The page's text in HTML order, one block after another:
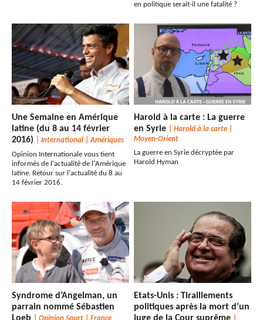
en politique serait-il une fatalité ?
Une Semaine en Amérique
latine (du 8 au 14 février
2016)
International |Amériques
Opinion Internationale vous tient
informés de l'actualité de l'Amérique
latine. Retour sur l'actualité du 8 au
14 février 2016.
Harold à la carte : La guerre
en Syrie
|Harold à la carte
Moyen-Orient
La guerre en Syrie décryptée par
Harold Hyman
Syndrome d’Angelman, un
parrain nommé Sébastien
Etats-Unis : Tiraillements
politiques après la mort d’un